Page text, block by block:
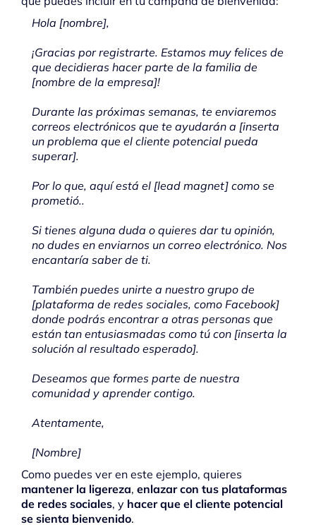
Hola [nombre],
¡Gracias por registrarte. Estamos muy felices de
que decidieras hacer parte de la familia de
[nombre de la empresa]!
Durante las próximas semanas, te enviaremos
correos electrónicos que te ayudarán a [inserta
un problema que el cliente potencial pueda
superar].
Por lo que, aquí está el [lead magnet] como se
prometió..
Si tienes alguna duda o quieres dar tu opinión,
no dudes en enviarnos un correo electrónico. Nos
encantaría saber de ti.
También puedes unirte a nuestro grupo de
[plataforma de redes sociales, como Facebook]
donde podrás encontrar a otras personas que
están tan entusiasmadas como tú con [inserta la
solución al resultado esperado].
Deseamos que formes parte de nuestra
comunidad y aprender contigo.
Atentamente,
[Nombre]
Como puedes ver en este ejemplo, quieres
mantener la ligereza, enlazar con tus plataformas
de redes sociales, y hacer que el cliente potencial
se sienta bienvenido.